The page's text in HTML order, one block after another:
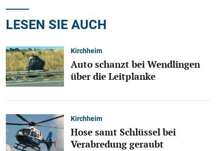
LESEN SIE AUCH
Kirchheim
Auto schanzt bei Wendlingen
über die Leitplanke
Kirchheim
Hose samt Schlüssel bei
Verabredung geraubt